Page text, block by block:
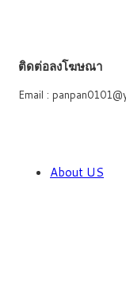
ติดต่อลงโฆษณา
Email :
About US